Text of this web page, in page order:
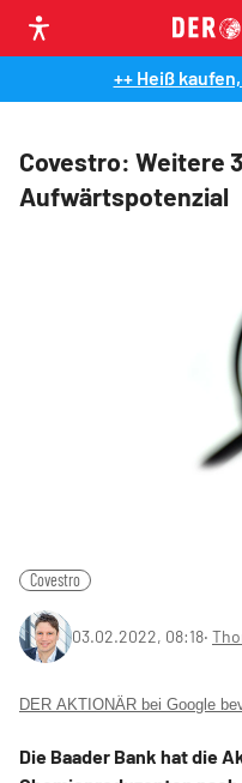
++ Heiß
Covestro: Weitere
Aufwärtspotenzial
Covestro
03.02.2022, 08:18‧
DER AKTIONÄR bei Google
Die Baader Bank hat die